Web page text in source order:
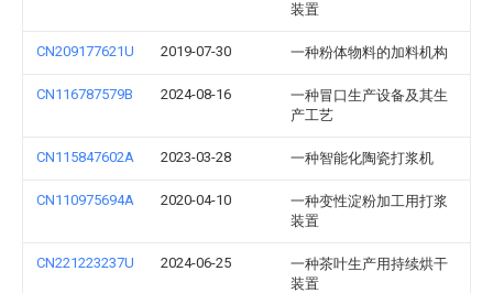
装置
CN209177621U 2019-07-30 一种粉体物料的加料机构
CN116787579B 2024-08-16
一种冒口生产设备及其生
产工艺
CN115847602A 2023-03-28 一种智能化陶瓷打浆机
CN110975694A 2020-04-10
一种变性淀粉加工用打浆
装置
CN221223237U 2024-06-25
一种茶叶生产用持续烘干
装置